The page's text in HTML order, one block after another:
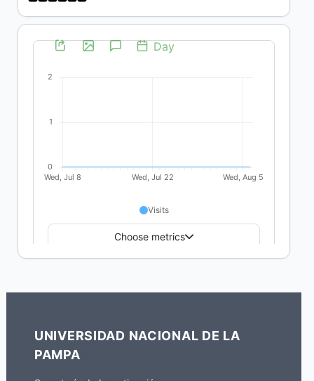
UNIVERSIDAD NACIONAL DE LA
PAMPA